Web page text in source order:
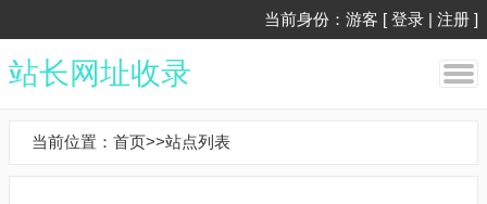
当前身份：游客 [ 登录 | 注册 ]
站长网址收录
当前位置： 首页>>站点列表